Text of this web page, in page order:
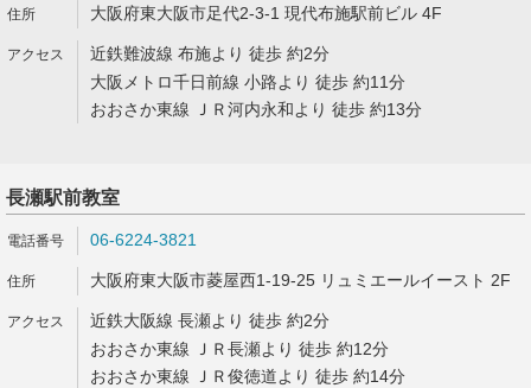
大阪府東大阪市足代2-3-1 現代布施駅前ビル 4F
近鉄難波線 布施より 徒歩 約2分
大阪メトロ千日前線 小路より 徒歩 約11分
おおさか東線 ＪＲ河内永和より 徒歩 約13分
長瀬駅前教室
06-6224-3821
大阪府東大阪市菱屋西1-19-25 リュミエールイースト 2F
近鉄大阪線 長瀬より 徒歩 約2分
おおさか東線 ＪＲ長瀬より 徒歩 約12分
おおさか東線 ＪＲ俊徳道より 徒歩 約14分